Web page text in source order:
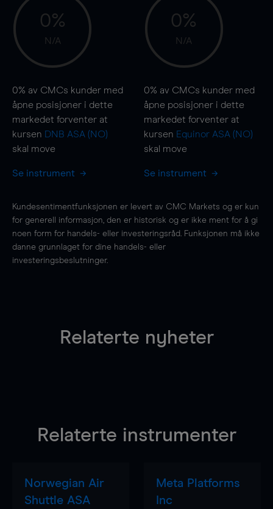
0%
N/A
0% av CMCs kunder med
åpne posisjoner i dette
markedet forventer at
kursen DNB ASA (NO)
skal move
Se instrument
0%
N/A
0% av CMCs kunder med
åpne posisjoner i dette
markedet forventer at
kursen Equinor ASA (NO)
skal move
Se instrument
Kundesentimentfunksjonen er levert av CMC Markets og er kun
for generell informasjon, den er historisk og er ikke ment for å gi
noen form for handels- eller investeringsråd. Funksjonen må ikke
danne grunnlaget for dine handels- eller
investeringsbeslutninger.
Relaterte nyheter
Relaterte instrumenter
Norwegian Air
Shuttle ASA
Meta Platforms
Inc